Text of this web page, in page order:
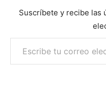
Suscríbete y recibe las
Escribe tu correo electrónico…